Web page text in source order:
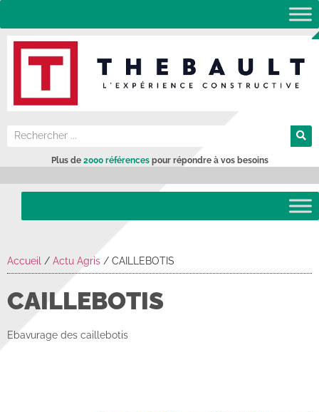
Plus de 2000 référencespour répondre à vos besoins
Accueil / Actu Agris / CAILLEBOTIS
CAILLEBOTIS
Ebavurage des caillebotis